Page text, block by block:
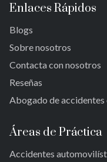
Enlaces Rápidos
Blogs
Sobre nosotros
Contacta con nosotros
Reseñas
Abogado de accidentes
Brooklyn
Áreas de Práctica
Accidentes